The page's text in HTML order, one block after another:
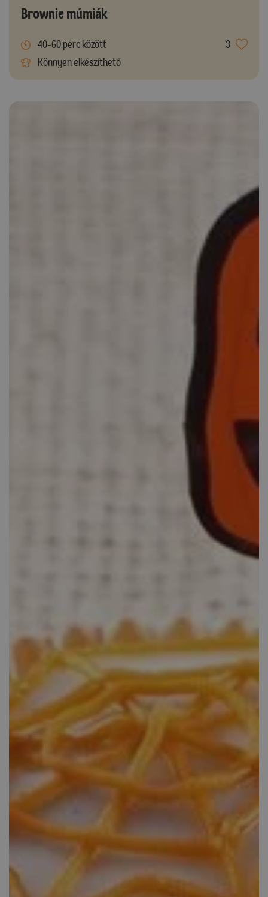
Brownie múmiák
40-60 perc között
3
Könnyen elkészíthető